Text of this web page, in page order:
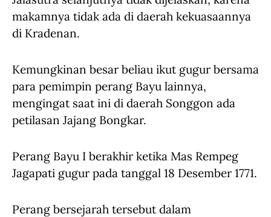
makamnya tidak ada di daerah kekuasaannya
di Kradenan.
Kemungkinan besar beliau ikut gugur bersama
para pemimpin perang Bayu lainnya,
mengingat saat ini di daerah Songgon ada
petilasan Jajang Bongkar.
Perang Bayu I berakhir ketika Mas Rempeg
Jagapati gugur pada tanggal 18 Desember 1771.
Perang bersejarah tersebut dalam